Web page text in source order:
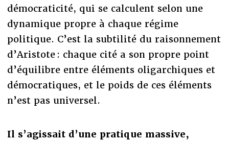
démocraticité, qui se calculent selon une
dynamique propre à chaque régime
politique. C’est la subtilité du raisonnement
d’Aristote : chaque cité a son propre point
d’équilibre entre éléments oligarchiques et
démocratiques, et le poids de ces éléments
n’est pas universel.
Il s’agissait d’une pratique massive,